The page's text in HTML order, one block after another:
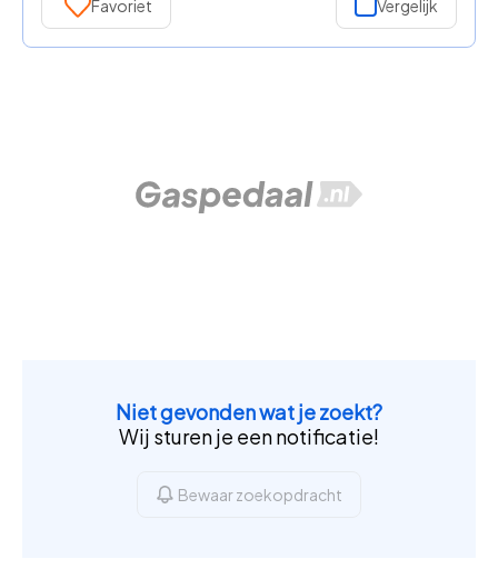
Favoriet Vergelijk
Niet gevonden wat je zoekt?
Wij sturen je een notificatie!
Bewaar zoekopdracht